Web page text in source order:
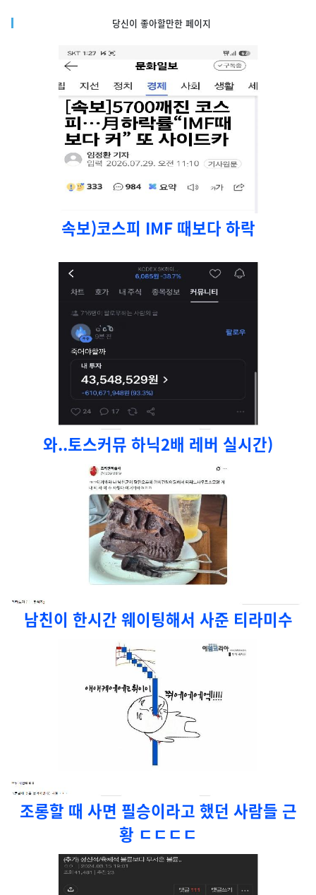
당신이 좋아할만한 페이지
속보)코스피 IMF 때보다 하락
와..토스커뮤 하닉2배 레버 실시간)
남친이 한시간 웨이팅해서 사준 티라미수
조롱할 때 사면 필승이라고 했던 사람들 근
황 ㄷㄷㄷㄷ